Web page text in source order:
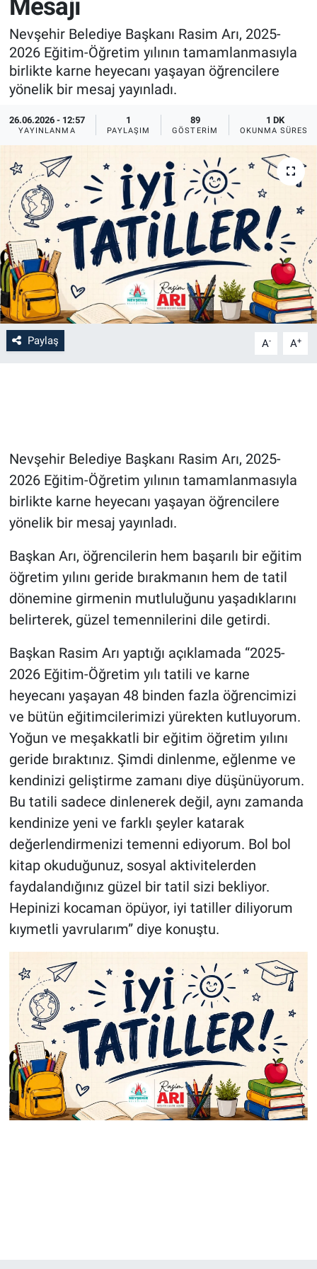
Mesajı
Nevşehir Belediye Başkanı Rasim Arı, 2025-
2026 Eğitim-Öğretim yılının tamamlanmasıyla
birlikte karne heyecanı yaşayan öğrencilere
yönelik bir mesaj yayınladı.
26.06.2026 - 12:57
YAYINLANMA
1
PAYLAŞIM
89
GÖSTERIM
1 DK
OKUNMA SÜRESI
Paylaş A- A+
Nevşehir Belediye Başkanı Rasim Arı, 2025-
2026 Eğitim-Öğretim yılının tamamlanmasıyla
birlikte karne heyecanı yaşayan öğrencilere
yönelik bir mesaj yayınladı.
Başkan Arı, öğrencilerin hem başarılı bir eğitim
öğretim yılını geride bırakmanın hem de tatil
dönemine girmenin mutluluğunu yaşadıklarını
belirterek, güzel temennilerini dile getirdi.
Başkan Rasim Arı yaptığı açıklamada “2025-
2026 Eğitim-Öğretim yılı tatili ve karne
heyecanı yaşayan 48 binden fazla öğrencimizi
ve bütün eğitimcilerimizi yürekten kutluyorum.
Yoğun ve meşakkatli bir eğitim öğretim yılını
geride bıraktınız. Şimdi dinlenme, eğlenme ve
kendinizi geliştirme zamanı diye düşünüyorum.
Bu tatili sadece dinlenerek değil, aynı zamanda
kendinize yeni ve farklı şeyler katarak
değerlendirmenizi temenni ediyorum. Bol bol
kitap okuduğunuz, sosyal aktivitelerden
faydalandığınız güzel bir tatil sizi bekliyor.
Hepinizi kocaman öpüyor, iyi tatiller diliyorum
kıymetli yavrularım” diye konuştu.
Sağlık
Yerel
Genel
Asayiş
İlan - Duyuru- Mesaj
Türkiye Gündemi
Sizden Gelenler
Yaşam
Sağlık
Eğitim
Kültür
3.Sayfa
Medya
Bilim-Tek
Kayseri
Niğde
Aksaray
Kırşehir
Yerel
Asayiş
Kültür - Sanat
Politika
Magazin
Çevre
Haberde İnsan
İlan - Duyuru- Mesaj
Türkiye Gündemi
Sizden Gelenler